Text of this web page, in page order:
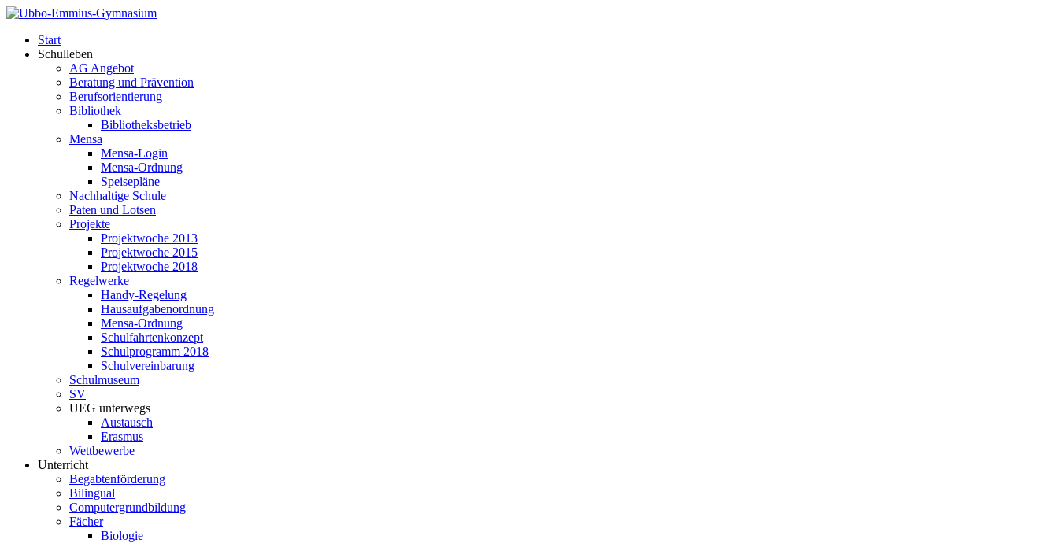
Start
Schulleben
AG Angebot
Beratung und Prävention
Berufsorientierung
Bibliothek
Bibliotheksbetrieb
Mensa
Mensa-Login
Mensa-Ordnung
Speisepläne
Nachhaltige Schule
Paten und Lotsen
Projekte
Projektwoche 2013
Projektwoche 2015
Projektwoche 2018
Regelwerke
Handy-Regelung
Hausaufgabenordnung
Mensa-Ordnung
Schulfahrtenkonzept
Schulprogramm 2018
Schulvereinbarung
Schulmuseum
SV
UEG unterwegs
Austausch
Erasmus
Wettbewerbe
Unterricht
Begabtenförderung
Bilingual
Computergrundbildung
Fächer
Biologie